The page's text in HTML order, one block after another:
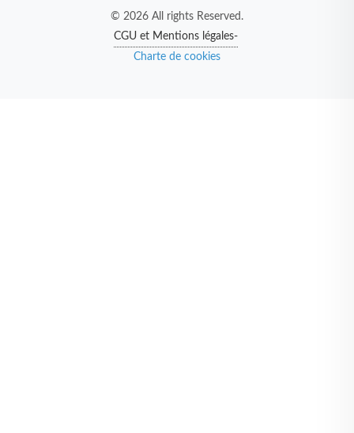
© 2026 All rights Reserved.
CGU et Mentions légales-
Charte de cookies